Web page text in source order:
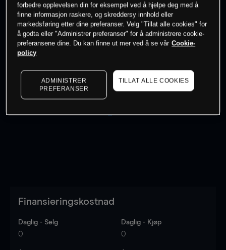
0% av kunder erpå dette instrumentet
Søk om konto
Finansieringskostnad
Daglig - Selg
0
Daglig - Kjøp
0
forbedre opplevelsen din for eksempel ved å hjelpe deg med å
finne informasjon raskere, og skreddersy innhold eller
markedsføring etter dine preferanser. Velg "Tillat alle cookies" for
å godta eller "Administrer preferanser" for å administrere cookie-
preferansene dine. Du kan finne ut mer ved å se vår Cookie-
policy
ADMINISTRER
PREFERANSER
TILLAT ALLE COOKIES